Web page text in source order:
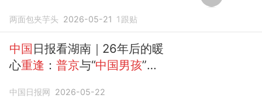
两面包夹芋头 2026-05-21 1 跟贴
中国 日报看湖南｜26年后的暖
心重逢 ： 普京与“中国男孩”的
中国日报网 2026-05-22